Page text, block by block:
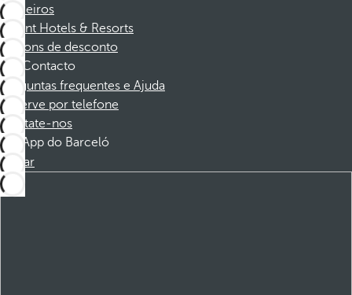
Parceiros
Dorint Hotels & Resorts
Cupons de desconto
Contacto
Perguntas frequentes e Ajuda
Reserve por telefone
Contate-nos
App do Barceló
Baixar